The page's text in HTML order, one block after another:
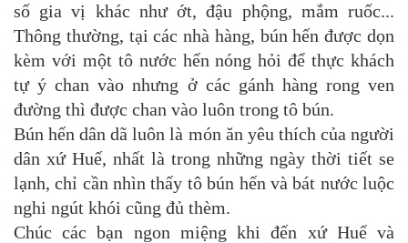
số gia vị khác như ớt, đậu phộng, mắm ruốc...
Thông thường, tại các nhà hàng, bún hến được dọn
kèm với một tô nước hến nóng hỏi để thực khách
tự ý chan vào nhưng ở các gánh hàng rong ven
đường thì được chan vào luôn trong tô bún.
Bún hến dân dã luôn là món ăn yêu thích của người
dân xứ Huế, nhất là trong những ngày thời tiết se
lạnh, chỉ cần nhìn thấy tô bún hến và bát nước luộc
nghi ngút khói cũng đủ thèm.
Chúc các bạn ngon miệng khi đến xứ Huế và